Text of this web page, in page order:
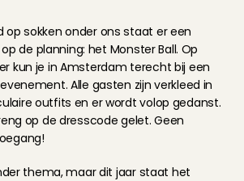
op sokken onder ons staat er een
de planning: het Monster Ball. Op
kun je in Amsterdam terecht bij een
Alle gasten zijn verkleed in
outfits en er wordt volop gedanst.
op de dresscode gelet. Geen
thema, maar dit jaar staat het